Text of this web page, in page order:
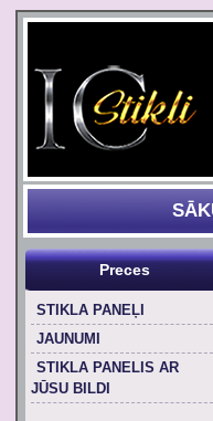
Preces
STIKLA PANEĻI
JAUNUMI
STIKLA PANELIS AR
JŪSU BILDI